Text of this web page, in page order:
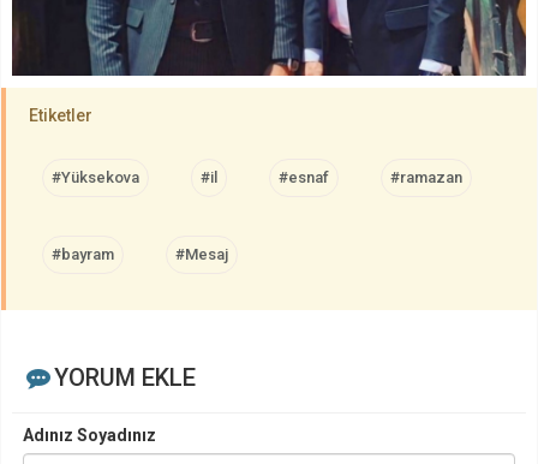
Etiketler
#Yüksekova #il #esnaf #ramazan
#bayram #Mesaj
YORUM EKLE
Adınız Soyadınız